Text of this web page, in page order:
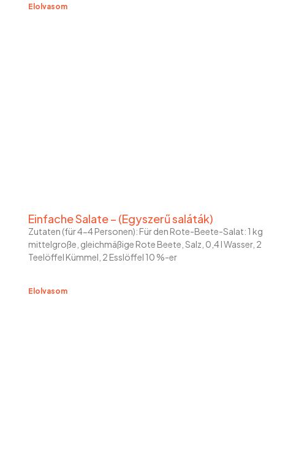
Elolvasom
Einfache Salate – (Egyszerű saláták)
Zutaten (für 4-4 Personen): Für den Rote-Beete-Salat: 1 kg
mittelgroße, gleichmäßige Rote Beete, Salz, 0,4 l Wasser, 2
Teelöffel Kümmel, 2 Esslöffel 10 %-er
Elolvasom